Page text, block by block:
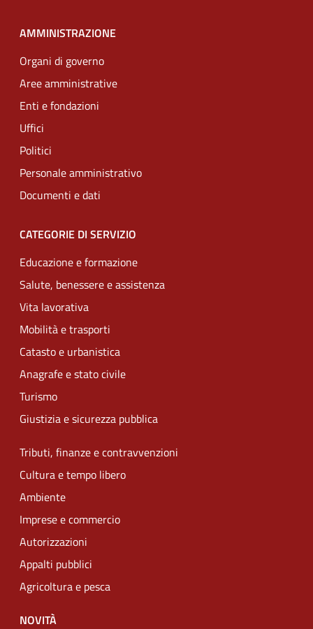
AMMINISTRAZIONE
Organi di governo
Aree amministrative
Enti e fondazioni
Uffici
Politici
Personale amministrativo
Documenti e dati
CATEGORIE DI SERVIZIO
Educazione e formazione
Salute, benessere e assistenza
Vita lavorativa
Mobilità e trasporti
Catasto e urbanistica
Anagrafe e stato civile
Turismo
Giustizia e sicurezza pubblica
Tributi, finanze e contravvenzioni
Cultura e tempo libero
Ambiente
Imprese e commercio
Autorizzazioni
Appalti pubblici
Agricoltura e pesca
NOVITÀ